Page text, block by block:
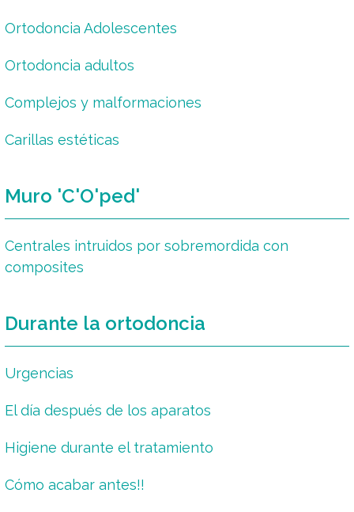
Ortodoncia Adolescentes
Ortodoncia adultos
Complejos y malformaciones
Carillas estéticas
Muro 'C'O'ped'
Centrales intruidos por sobremordida con
composites
Durante la ortodoncia
Urgencias
El día después de los aparatos
Higiene durante el tratamiento
Cómo acabar antes!!